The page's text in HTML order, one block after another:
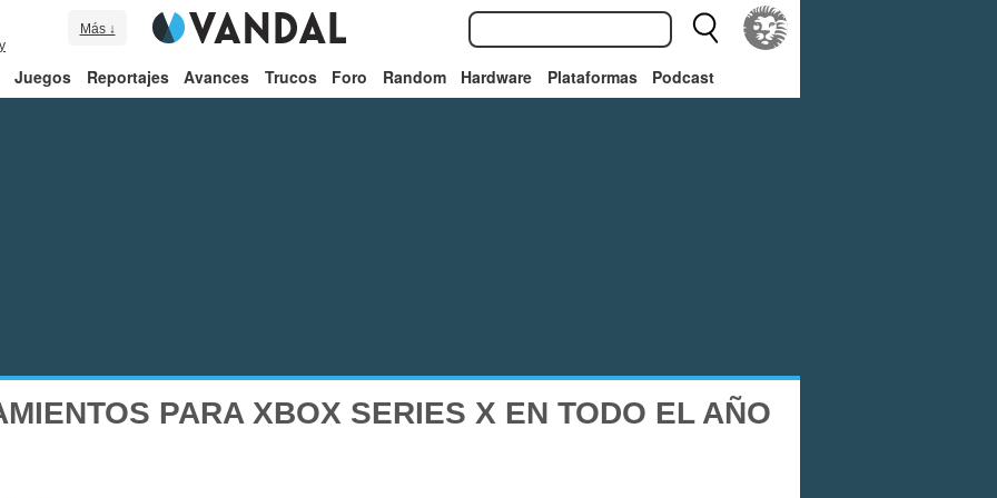
Más ↓
Juegos Reportajes Avances Trucos Foro Random Hardware Plataformas Podcast
PARA XBOX SERIES X EN TODO EL AÑO